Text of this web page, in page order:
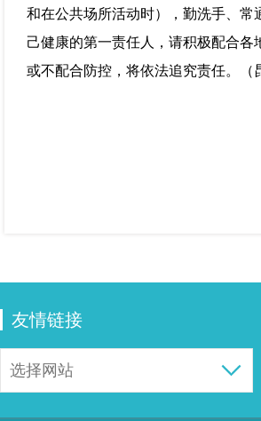
和在公共场所活动时），勤洗手、
己健康的第一责任人，请积极配合
或不配合防控，将依法追究责任。（
友情链接